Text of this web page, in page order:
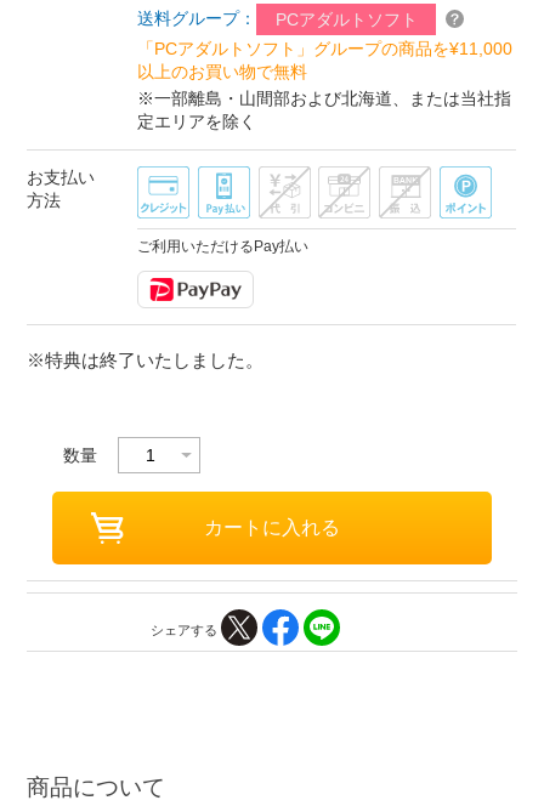
送料グループ：
PCアダルトソフト
「PCアダルトソフト」グループの商品を¥11,000
以上のお買い物で無料
※一部離島・山間部および北海道、または当社指
定エリアを除く
お支払い
方法
ご利用いただけるPay払い
※特典は終了いたしました。
数量
シェアする
商品について